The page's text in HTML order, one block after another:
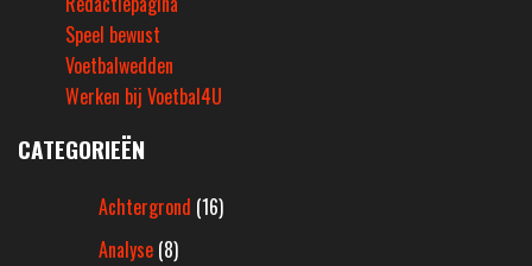
Speel bewust
Voetbalwedden
Werken bij Voetbal4U
CATEGORIEËN
Achtergrond (16)
Analyse (8)